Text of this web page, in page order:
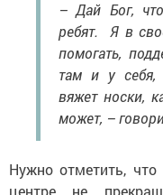
– Дай Бог,
ребят. Я в
помогать,
там и у себя,
вяжет носки,
может, –
Нужно отметить,
центре не